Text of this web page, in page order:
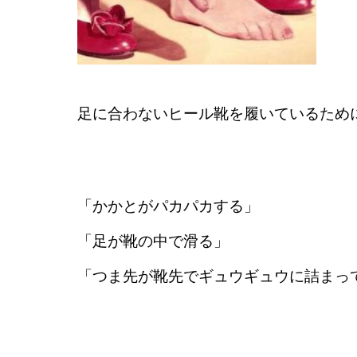
足に合わないヒール靴を履いているため
「かかとがパカパカする」
「足が靴の中で滑る」
「つま先が靴先でギュウギュウに詰まっ